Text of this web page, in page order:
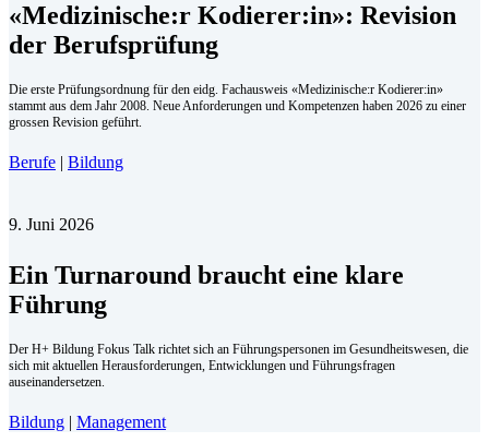
«Medizinische:r Kodierer:in»: Revision
der Berufsprüfung
Die erste Prüfungsordnung für den eidg. Fachausweis «Medizinische:r Kodierer:in»
stammt aus dem Jahr 2008. Neue Anforderungen und Kompetenzen haben 2026 zu einer
grossen Revision geführt.
Berufe | Bildung
9. Juni 2026
Ein Turnaround braucht eine klare
Führung
Der H+ Bildung Fokus Talk richtet sich an Führungspersonen im Gesundheitswesen, die
sich mit aktuellen Herausforderungen, Entwicklungen und Führungsfragen
auseinandersetzen.
Bildung | Management